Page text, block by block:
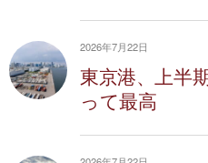
2026年7月22日
東京港、上半
って最高